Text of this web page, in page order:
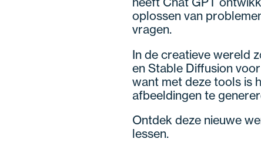
oplossen van
vragen.
In de creatieve wereld
en Stable Diffusion
want met deze tools is
afbeeldingen te
Ontdek deze nieuwe
lessen.